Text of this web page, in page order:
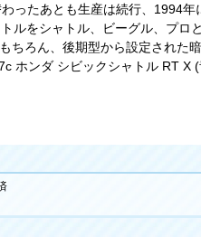
ったあとも生産は続行、1994
ルをシャトル、ビーグル、プロ
ちろん、後期型から設定された
ホンダ シビックシャトル RT X